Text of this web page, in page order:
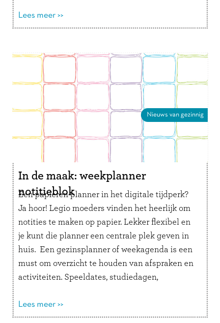
Lees meer >>
Nieuws van gezinnig
In de maak: weekplanner
notitieblok
Een papieren planner in het digitale tijdperk?
Ja hoor! Legio moeders vinden het heerlijk om
notities te maken op papier. Lekker flexibel en
je kunt die planner een centrale plek geven in
huis. Een gezinsplanner of weekagenda is een
must om overzicht te houden van afspraken en
activiteiten. Speeldates, studiedagen,
zwemles, …Lees verder
Lees meer >>